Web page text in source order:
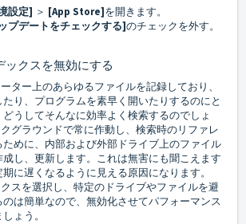
設定] ＞ [App Store]を開きます。
プデートをチェックする]のチェックを外す。
ックスを無効にする
ター上のあらゆるファイルを記録しており、
り、プログラムを素早く開いたりするのにと
うしてそんなに効率よく検索するのでしょ
グラウンドで常に作動し、検索時のリファレ
めに、内部および外部ドライブ上のファイル
し、更新します。これは無害にも聞こえます
に遅くなるように見える原因になります。
スを選択し、特定のドライブやファイルを避
は簡単なので、無効化させてパフォーマンス
ょう。